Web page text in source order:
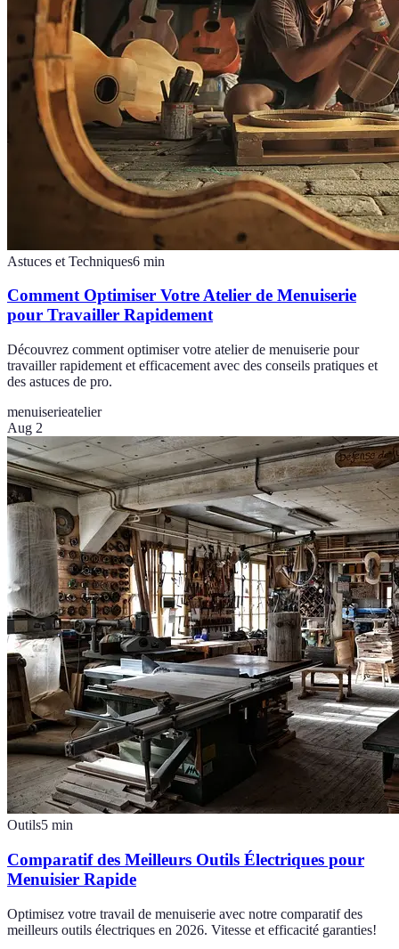
Astuces et Techniques6 min
Comment Optimiser Votre Atelier de Menuiserie
pour Travailler Rapidement
Découvrez comment optimiser votre atelier de menuiserie pour
travailler rapidement et efficacement avec des conseils pratiques et
des astuces de pro.
menuiserieatelier
Aug 2
Outils5 min
Comparatif des Meilleurs Outils Électriques pour
Menuisier Rapide
Optimisez votre travail de menuiserie avec notre comparatif des
meilleurs outils électriques en 2026. Vitesse et efficacité garanties!